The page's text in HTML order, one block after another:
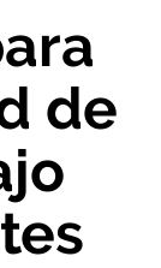
de